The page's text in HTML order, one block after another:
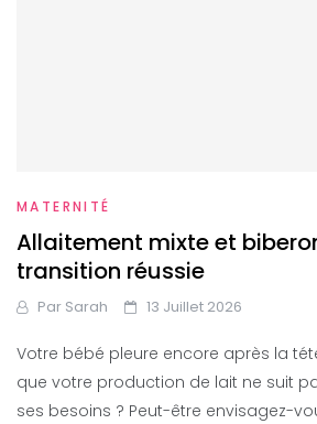
MATERNITÉ
Allaitement mixte et
transition réussie
Par Sarah 13 Juillet 2026
Votre bébé pleure encore après la
que votre production de lait ne suit
ses besoins ? Peut-être envisagez-